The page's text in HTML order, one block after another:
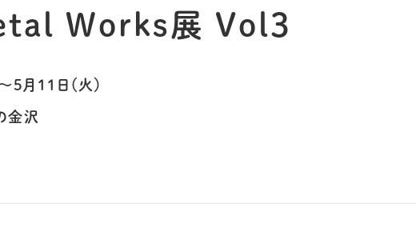
Works展 Vol3
5月11日（火）
金沢